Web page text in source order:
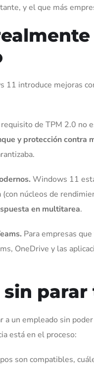
y el que más
11 introduce mejoras
de TPM 2.0 no
y protección contra
Windows 11
núcleos de
en multitarea.
Para empresas
OneDrive y las
a un empleado sin
está en el proceso:
son compatibles,